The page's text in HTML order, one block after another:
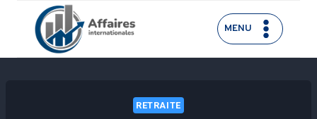
contenu
MENU
RETRAITE